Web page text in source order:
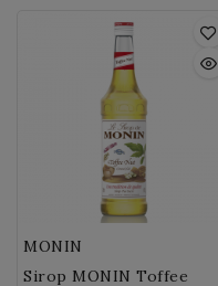
MONIN
Sirop MONIN Toffee